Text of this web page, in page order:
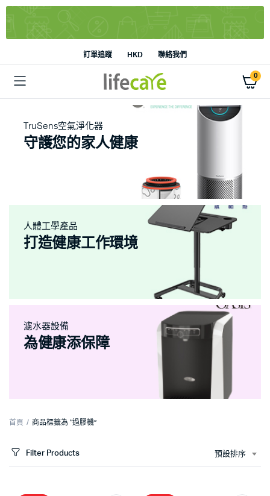
訂單追蹤 HKD 聯絡我們
0
TruSens空氣淨化器
守護您的家人健康
人體工學產品
打造健康工作環境
濾水器設備
為健康添保障
首頁 商品標籤為 “過膠機”
Filter Products 預設排序